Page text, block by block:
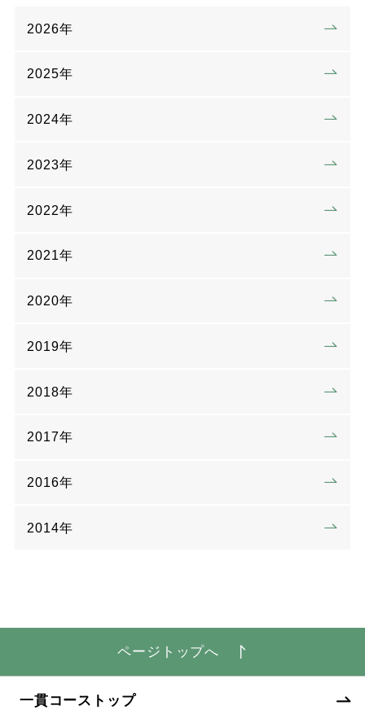
2026年
2025年
2024年
2023年
2022年
2021年
2020年
2019年
2018年
2017年
2016年
2014年
ページトップへ
一貫コーストップ